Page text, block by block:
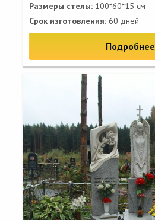
Размеры стелы: 100*60*15 см
Срок изготовления: 60 дней
Подробнее